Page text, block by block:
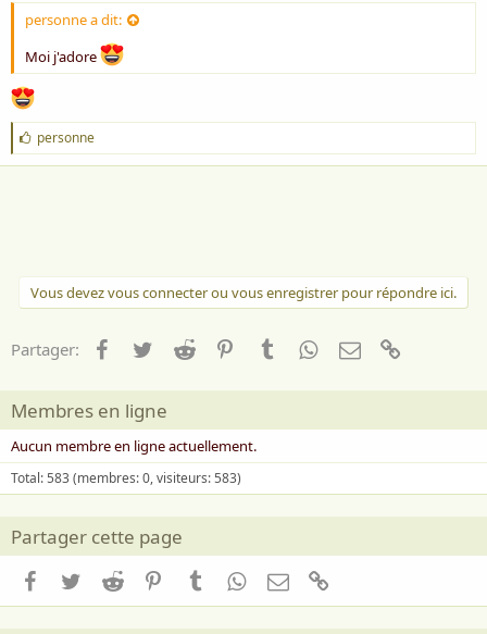
personne a dit:
Moi j'adore
J
'
a
personne
Vous devez vous connecter ou vous enregistrer pour répondre ici.
Partager: Facebook
TwitterReddit PinterestTumblrWhatsApp
Email
Membres en ligne
Aucun membre en ligne actuellement.
Total: 583 (membres: 0, visiteurs: 583)
Partager cette page
Facebook
TwitterReddit PinterestTumblrWhatsApp
Email